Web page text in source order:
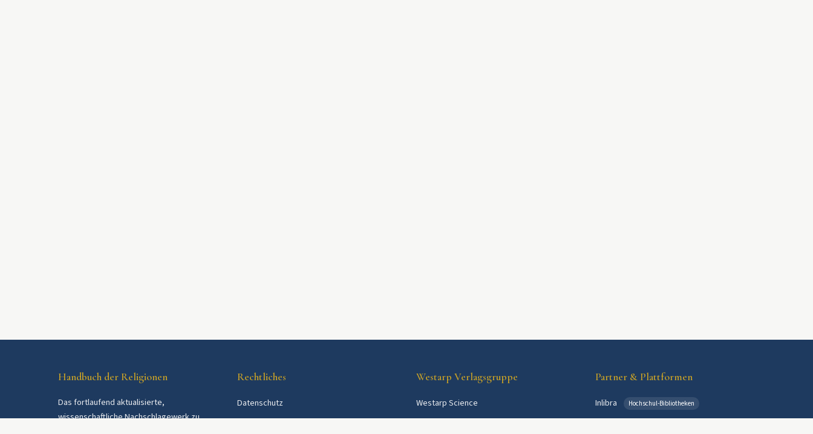
Handbuch der Religionen
Das fortlaufend aktualisierte,
wissenschaftliche Nachschlagewerk zu
Rechtliches
Datenschutz
Westarp Verlagsgruppe
Westarp Science
Partner & Plattformen
Inlibra Hochschul-Bibliotheken